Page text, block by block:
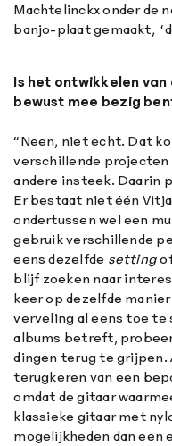
Machtelinckx onder de
banjo-plaat gemaakt,
Is het ontwikkelen
bewust mee bezig
“Neen, niet echt. Dat
verschillende
andere insteek. Daarin
Er bestaat niet één
ondertussen wel een
gebruik verschillende
eens dezelfde setting
blijf zoeken naar
keer op dezelfde
verveling al eens toe te
albums betreft,
dingen terug te
terugkeren van een
omdat de gitaar
klassieke gitaar met
mogelijkheden dan een